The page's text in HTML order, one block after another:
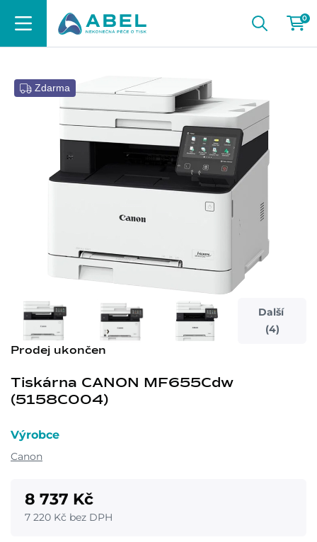
0
Zdarma
Další
(4)
Prodej ukončen
Tiskárna CANON MF655Cdw
(5158C004)
Výrobce
Canon
8 737 Kč
7 220 Kč bez DPH